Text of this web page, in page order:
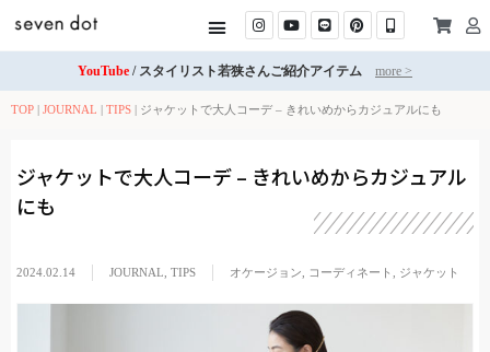
YouTube / スタイリスト若狭さんご紹介アイテム more >
TOP JOURNAL TIPS ジャケットで大人コーデ – きれいめからカジュアルにも
ジャケットで大人コーデ – きれいめからカジュアル
にも
2024.02.14 JOURNAL TIPS オケージョン コーディネート ジャケット